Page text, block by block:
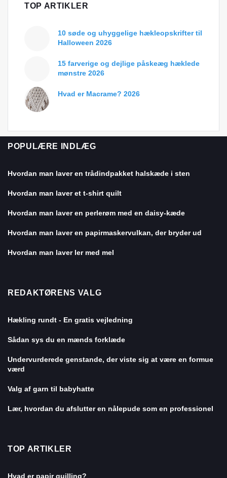
TOP ARTIKLER
10 søde og uhyggelige hækleopskrifter til
Halloween 2026
15 farverige og dejlige påskeæg hæklede
mønstre 2026
Hvad er Macrame? 2026
POPULÆRE INDLÆG
Hvordan man laver en trådindpakket halskæde i sten
Hvordan man laver et t-shirt quilt
Hvordan man laver en perlerøm med en daisy-kæde
Hvordan man laver en papirmaskervulkan, der bryder ud
Hvordan man laver ler med mel
REDAKTØRENS VALG
Hækling rundt - En gratis vejledning
Sådan sys du en mænds forklæde
Undervurderede genstande, der viste sig at være en formue
værd
Valg af garn til babyhatte
Lær, hvordan du afslutter en nålepude som en professionel
TOP ARTIKLER
Hvad er papir quilling?